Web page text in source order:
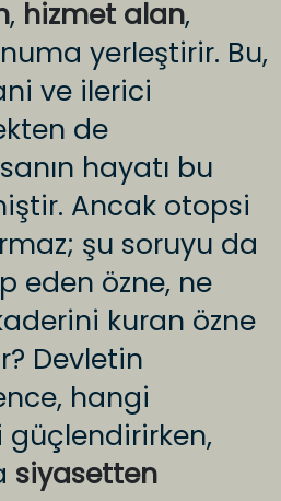
, hizmet alan,
yerleştirir. Bu,
ve ilerici
de
hayatı bu
Ancak otopsi
şu soruyu da
eden özne, ne
kuran özne
Devletin
hangi
siyasetten